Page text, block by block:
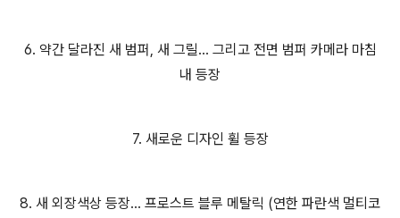
6. 약간 달라진 새 범퍼, 새 그릴... 그리고 전면 범퍼 카메라 마침
내 등장
7. 새로운 디자인 휠 등장
8. 새 외장색상 등장... 프로스트 블루 메탈릭 (연한 파란색 멀티코